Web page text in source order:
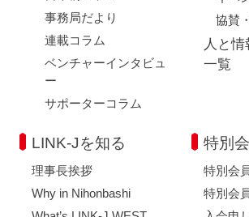
事務局だより
連載コラム
ベンチャーインタビュ
ー
サポーターコラム
協賛
人と
一覧
LINK-Jを知る
理事長挨拶
Why in Nihonbashi
特別
特別会
特別会